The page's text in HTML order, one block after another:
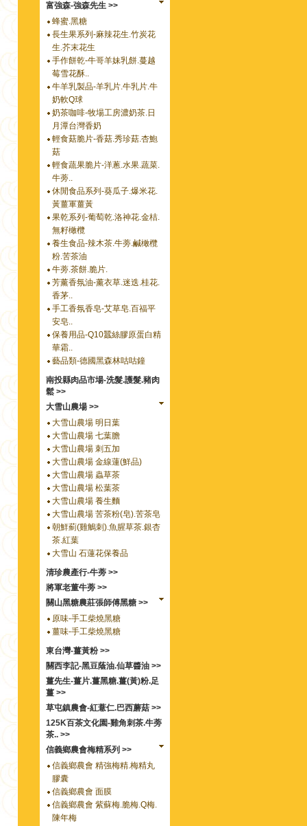
富強森-強森先生 >>
蜂蜜.黑糖
長生果系列-麻辣花生.竹炭花
生.芥末花生
手作餅乾-牛哥羊妹乳餅.蔓越
莓雪花酥..
牛羊乳製品-羊乳片.牛乳片.牛
奶軟Q球
奶茶咖啡-牧場工房濃奶茶.日
月潭台灣香奶
輕食菇脆片-香菇.秀珍菇.杏鮑
菇
輕食蔬果脆片-洋蔥.水果.蔬菜.
牛蒡..
休閒食品系列-葵瓜子.爆米花.
黃薑軍薑黃
果乾系列-葡萄乾.洛神花.金桔.
無籽橄欖
養生食品-辣木茶.牛蒡.鹹橄欖
粉.苦茶油
牛蒡.茶餅.脆片.
芳薰香氛油-薰衣草.迷迭.桂花.
香茅..
手工香氛香皂-艾草皂.百福平
安皂..
保養用品-Q10蠶絲膠原蛋白精
華霜..
藝品類-德國黑森林咕咕鐘
南投縣肉品市場-洗髮.護髮.豬肉
鬆 >>
大雪山農場 >>
大雪山農場 明日葉
大雪山農場 七葉膽
大雪山農場 刺五加
大雪山農場 金線蓮(鮮品)
大雪山農場 蟲草茶
大雪山農場 松葉茶
大雪山農場 養生麵
大雪山農場 苦茶粉(皂).苦茶皂
朝鮮薊(雞鵤刺).魚腥草茶.銀杏
茶.紅葉
大雪山 石蓮花保養品
清珍農產行-牛蒡 >>
將軍老董牛蒡 >>
關山黑糖農莊張師傅黑糖 >>
原味-手工柴燒黑糖
薑味-手工柴燒黑糖
東台灣-薑黃粉 >>
關西李記-黑豆蔭油.仙草醬油 >>
薑先生-薑片.薑黑糖.薑(黃)粉.足
薑 >>
草屯鎮農會-紅薏仁.巴西蘑菇 >>
125K百茶文化園-雞角刺茶.牛蒡
茶.. >>
信義鄉農會梅精系列 >>
信義鄉農會 精強梅精.梅精丸
膠囊
信義鄉農會 面膜
信義鄉農會 紫蘇梅.脆梅.Q梅.
陳年梅